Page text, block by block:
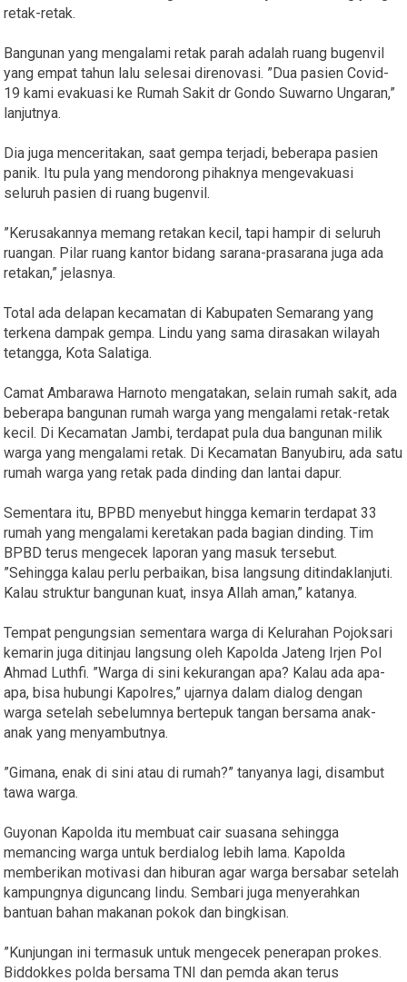
retak-retak.
Bangunan yang mengalami retak parah adalah ruang bugenvil
yang empat tahun lalu selesai direnovasi. ”Dua pasien Covid-
19 kami evakuasi ke Rumah Sakit dr Gondo Suwarno Ungaran,”
lanjutnya.
Dia juga menceritakan, saat gempa terjadi, beberapa pasien
panik. Itu pula yang mendorong pihaknya mengevakuasi
seluruh pasien di ruang bugenvil.
”Kerusakannya memang retakan kecil, tapi hampir di seluruh
ruangan. Pilar ruang kantor bidang sarana-prasarana juga ada
retakan,” jelasnya.
Total ada delapan kecamatan di Kabupaten Semarang yang
terkena dampak gempa. Lindu yang sama dirasakan wilayah
tetangga, Kota Salatiga.
Camat Ambarawa Harnoto mengatakan, selain rumah sakit, ada
beberapa bangunan rumah warga yang mengalami retak-retak
kecil. Di Kecamatan Jambi, terdapat pula dua bangunan milik
warga yang mengalami retak. Di Kecamatan Banyubiru, ada satu
rumah warga yang retak pada dinding dan lantai dapur.
Sementara itu, BPBD menyebut hingga kemarin terdapat 33
rumah yang mengalami keretakan pada bagian dinding. Tim
BPBD terus mengecek laporan yang masuk tersebut.
”Sehingga kalau perlu perbaikan, bisa langsung ditindaklanjuti.
Kalau struktur bangunan kuat, insya Allah aman,” katanya.
Tempat pengungsian sementara warga di Kelurahan Pojoksari
kemarin juga ditinjau langsung oleh Kapolda Jateng Irjen Pol
Ahmad Luthfi. ”Warga di sini kekurangan apa? Kalau ada apa-
apa, bisa hubungi Kapolres,” ujarnya dalam dialog dengan
warga setelah sebelumnya bertepuk tangan bersama anak-
anak yang menyambutnya.
”Gimana, enak di sini atau di rumah?” tanyanya lagi, disambut
tawa warga.
Guyonan Kapolda itu membuat cair suasana sehingga
memancing warga untuk berdialog lebih lama. Kapolda
memberikan motivasi dan hiburan agar warga bersabar setelah
kampungnya diguncang lindu. Sembari juga menyerahkan
bantuan bahan makanan pokok dan bingkisan.
”Kunjungan ini termasuk untuk mengecek penerapan prokes.
Biddokkes polda bersama TNI dan pemda akan terus